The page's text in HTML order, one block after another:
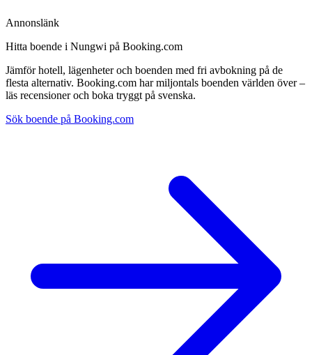
Annonslänk
Hitta boende i Nungwi på Booking.com
Jämför hotell, lägenheter och boenden med fri avbokning på de
flesta alternativ. Booking.com har miljontals boenden världen över –
läs recensioner och boka tryggt på svenska.
Sök boende på Booking.com